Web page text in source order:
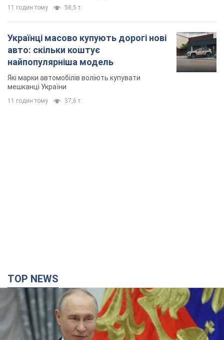
Путін не готовий завершувати війну: дві карти
Кремля, які потрібно вибити, щоб змінити його
думку. Інтерв’ю з Веселовським